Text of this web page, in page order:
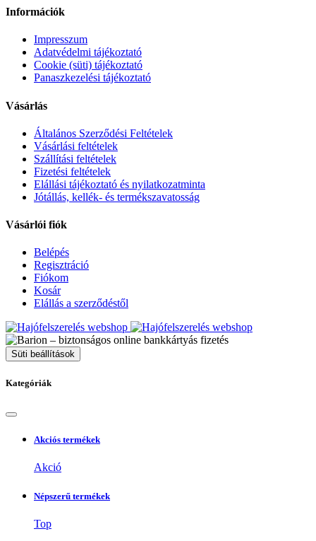
Információk
Impresszum
Adatvédelmi tájékoztató
Cookie (süti) tájékoztató
Panaszkezelési tájékoztató
Vásárlás
Általános Szerződési Feltételek
Vásárlási feltételek
Szállítási feltételek
Fizetési feltételek
Elállási tájékoztató és nyilatkozatminta
Jótállás, kellék- és termékszavatosság
Vásárlói fiók
Belépés
Regisztráció
Fiókom
Kosár
Elállás a szerződéstől
Süti beállítások
Kategóriák
Akciós termékek
Akció
Népszerű termékek
Top